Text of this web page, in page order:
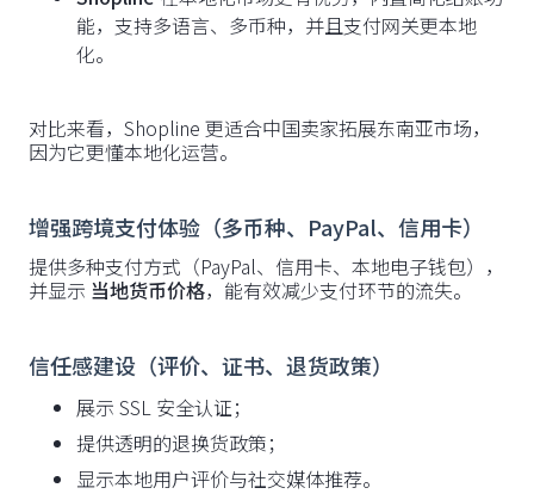
能，支持多语言、多币种，并且支付网关更本地
化。
对比来看，Shopline 更适合中国卖家拓展东南亚市场，
因为它更懂本地化运营。
增强跨境支付体验（多币种、PayPal、信用卡）
提供多种支付方式（PayPal、信用卡、本地电子钱包），
并显示 当地货币价格，能有效减少支付环节的流失。
信任感建设（评价、证书、退货政策）
展示 SSL 安全认证；
提供透明的退换货政策；
显示本地用户评价与社交媒体推荐。